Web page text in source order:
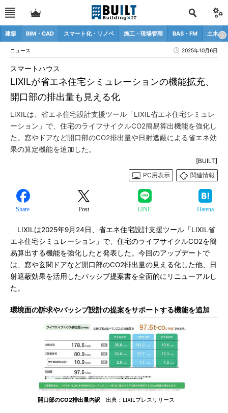
建築 BIM・CAD スマート化・リノベ 施工・現場管理 BAS・FM 土木
ニュース 2025年10月6日
LIXILが省エネ住宅シミュレーションの機能拡充、
開口部の排出量も見える化
スマートハウス
LIXILは、省エネ住宅設計支援ツール「LIXIL省エネ住宅シミュレ
ーション」で、住宅のライフサイクルCO2簡易算出機能を強化し
た。窓やドアなど開口部のCO2排出量や日射遮蔽による省エネ効
果の算定機能を追加した。
[BUILT]
PC用表示
関連情報
Share Post LINE Hatena
LIXILは2025年9月24日、省エネ住宅設計支援ツール「LIXIL省
エネ住宅シミュレーション」で、住宅のライフサイクルCO2を簡
易算出する機能を強化したと発表した。今回のアップデートで
は、窓や玄関ドアなど開口部のCO2排出量の見える化した他、日
射遮蔽効果を活用したパッシブ提案書を全面的にリニューアルし
た。
環境面の訴求やパッシブ設計の提案をサポートする機能を追加
開口部のCO2排出量内訳 出典：LIXILプレスリリース